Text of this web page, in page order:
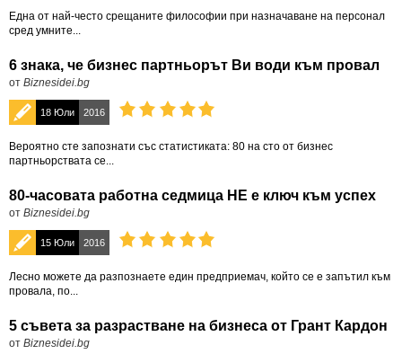
Една от най-често срещаните философии при назначаване на персонал
сред умните...
6 знака, че бизнес партньорът Ви води към провал
от Biznesidei.bg
18 Юли 2016
Вероятно сте запознати със статистиката: 80 на сто от бизнес
партньорствата се...
80-часовата работна седмица НЕ е ключ към успех
от Biznesidei.bg
15 Юли 2016
Лесно можете да разпознаете един предприемач, който се е запътил към
провала, по...
5 съвета за разрастване на бизнеса от Грант Кaрдон
от Biznesidei.bg